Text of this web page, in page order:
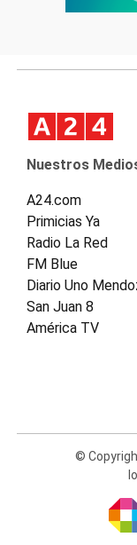
Nuestros
A24.com
Primicias Ya
Radio La Red
FM Blue
Diario Uno
San Juan 8
América TV
©